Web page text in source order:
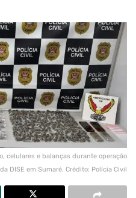
celulares e balanças durante operação
da DISE em Sumaré. Crédito: Polícia Civil